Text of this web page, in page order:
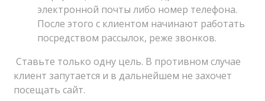
электронной почты либо номер телефона.
После этого с клиентом начинают работать
посредством рассылок, реже звонков.
Ставьте только одну цель. В противном случае
клиент запутается и в дальнейшем не захочет
посещать сайт.